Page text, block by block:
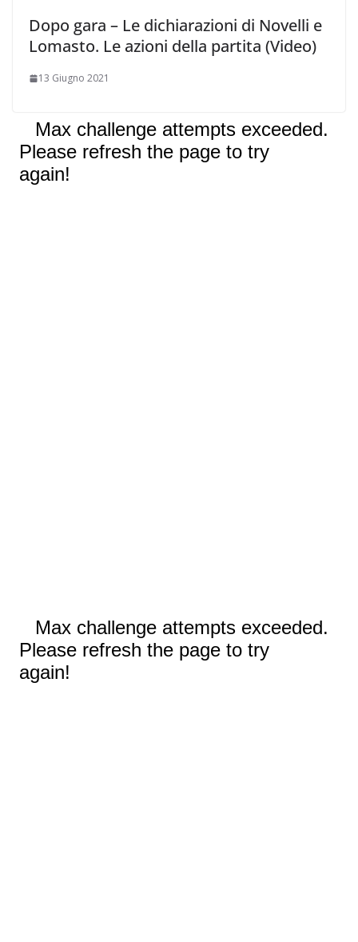
Dopo gara – Le dichiarazioni di Novelli e
Lomasto. Le azioni della partita (Video)
13 Giugno 2021